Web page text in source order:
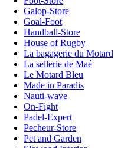
Galop-Store
Goal-Foot
Handball-Store
House of Rugby
La bagagerie du Motard
La sellerie de Maé
Le Motard Bleu
Made in Paradis
Nauti-wave
On-Fight
Padel-Expert
Pecheur-Store
Pet and Garden